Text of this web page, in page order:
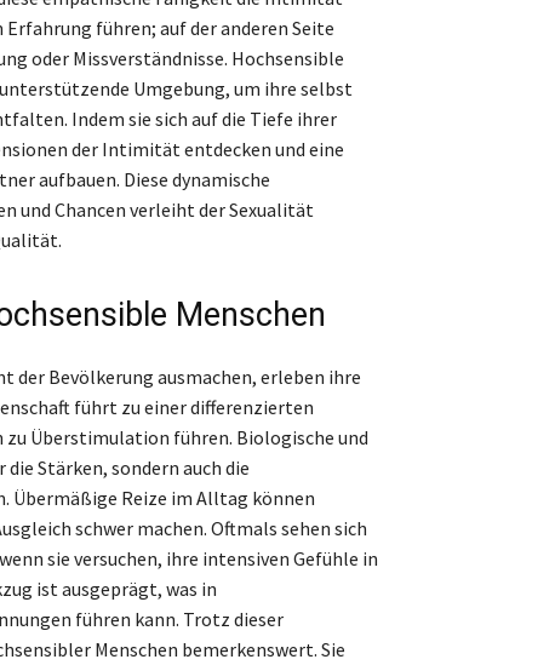
führen; auf der anderen Seite
oder Missverständnisse. Hochsensible
Umgebung, um ihre selbst
Indem sie sich auf die Tiefe ihrer
der Intimität entdecken und eine
aufbauen. Diese dynamische
und Chancen verleiht der Sexualität
Menschen
der Bevölkerung ausmachen, erleben ihre
führt zu einer differenzierten
zu Überstimulation führen. Biologische und
Stärken, sondern auch die
Übermäßige Reize im Alltag können
schwer machen. Oftmals sehen sich
sie versuchen, ihre intensiven Gefühle in
ist ausgeprägt, was in
führen kann. Trotz dieser
Menschen bemerkenswert. Sie